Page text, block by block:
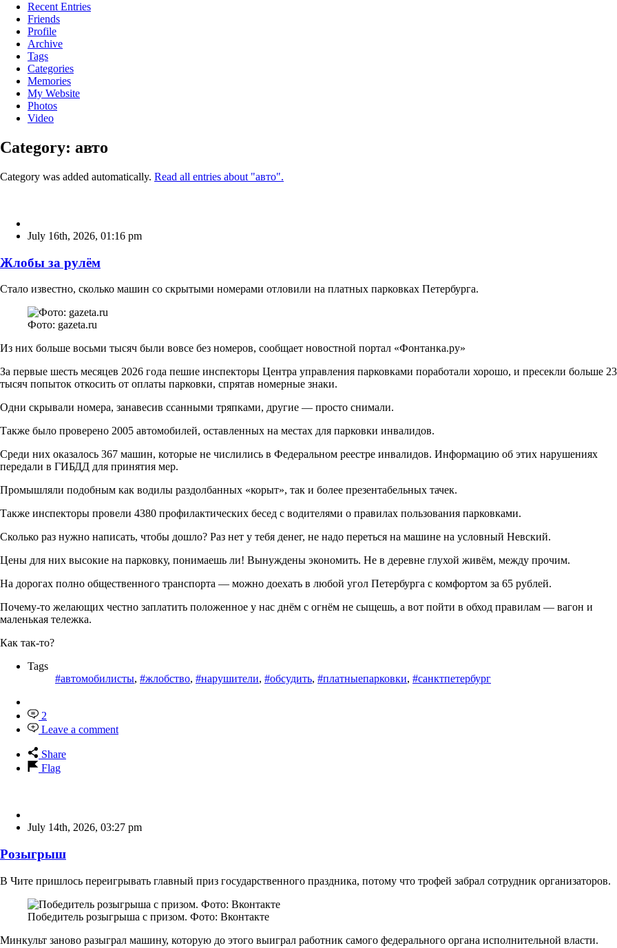
Recent Entries
Friends
Profile
Archive
Tags
Categories
Memories
My Website
Photos
Video
Category: авто
Category was added automatically. Read all entries about "авто".
July 16th, 2026, 01:16 pm
Жлобы за рулём
Стало известно, сколько машин со скрытыми номерами отловили на платных парковках Петербурга.
Фото: gazeta.ru
Из них больше восьми тысяч были вовсе без номеров, сообщает новостной портал «Фонтанка.ру»
За первые шесть месяцев 2026 года пешие инспекторы Центра управления парковками поработали хорошо, и пресекли больше 23
тысяч попыток откосить от оплаты парковки, спрятав номерные знаки.
Одни скрывали номера, занавесив ссанными тряпками, другие — просто снимали.
Также было проверено 2005 автомобилей, оставленных на местах для парковки инвалидов.
Среди них оказалось 367 машин, которые не числились в Федеральном реестре инвалидов. Информацию об этих нарушениях
передали в ГИБДД для принятия мер.
Промышляли подобным как водилы раздолбанных «корыт», так и более презентабельных тачек.
Также инспекторы провели 4380 профилактических бесед с водителями о правилах пользования парковками.
Сколько раз нужно написать, чтобы дошло? Раз нет у тебя денег, не надо переться на машине на условный Невский.
Цены для них высокие на парковку, понимаешь ли! Вынуждены экономить. Не в деревне глухой живём, между прочим.
На дорогах полно общественного транспорта — можно доехать в любой угол Петербурга с комфортом за 65 рублей.
Почему-то желающих честно заплатить положенное у нас днём с огнём не сыщешь, а вот пойти в обход правилам — вагон и
маленькая тележка.
Как так-то?
Tags
#автомобилисты, #жлобство, #нарушители, #обсудить, #платныепарковки, #санктпетербург
2
Leave a comment
Share
Flag
July 14th, 2026, 03:27 pm
Розыгрыш
В Чите пришлось переигрывать главный приз государственного праздника, потому что трофей забрал сотрудник организаторов.
Победитель розыгрыша с призом. Фото: Вконтакте
Минкульт заново разыграл машину, которую до этого выиграл работник самого федерального органа исполнительной власти.